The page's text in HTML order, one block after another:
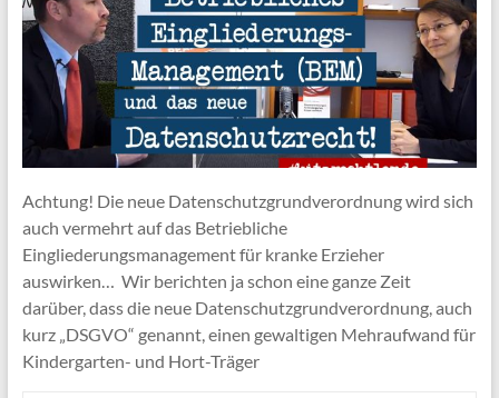
Achtung! Die neue Datenschutzgrundverordnung wird sich
auch vermehrt auf das Betriebliche
Eingliederungsmanagement für kranke Erzieher
auswirken… Wir berichten ja schon eine ganze Zeit
darüber, dass die neue Datenschutzgrundverordnung, auch
kurz „DSGVO“ genannt, einen gewaltigen Mehraufwand für
Kindergarten- und Hort-Träger